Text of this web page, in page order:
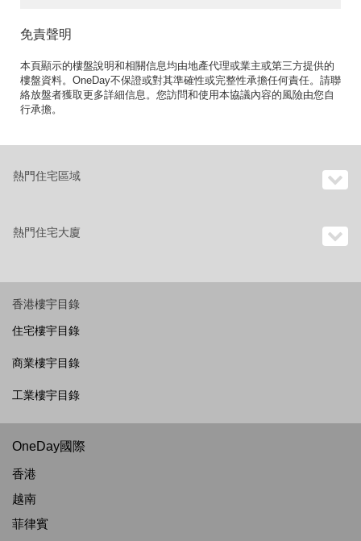
免責聲明
本頁顯示的樓盤說明和相關信息均由地產代理或業主或第三方提供的
樓盤資料。OneDay不保證或對其準確性或完整性承擔任何責任。請聯
絡放盤者獲取更多詳細信息。您訪問和使用本協議內容的風險由您自
行承擔。
熱門住宅區域
熱門住宅大廈
香港樓宇目錄
住宅樓宇目錄
商業樓宇目錄
工業樓宇目錄
OneDay國際
香港
越南
菲律賓